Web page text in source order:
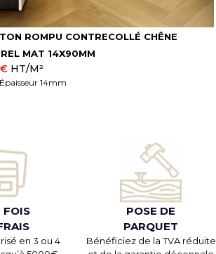
ROMPU CONTRECOLLÉ CHÊNE
MAT 14X90MM
€ HT/M²
14mm
FOIS
en 3 ou 4
POSE DE
PARQUET
Bénéficiez de la TVA réduite